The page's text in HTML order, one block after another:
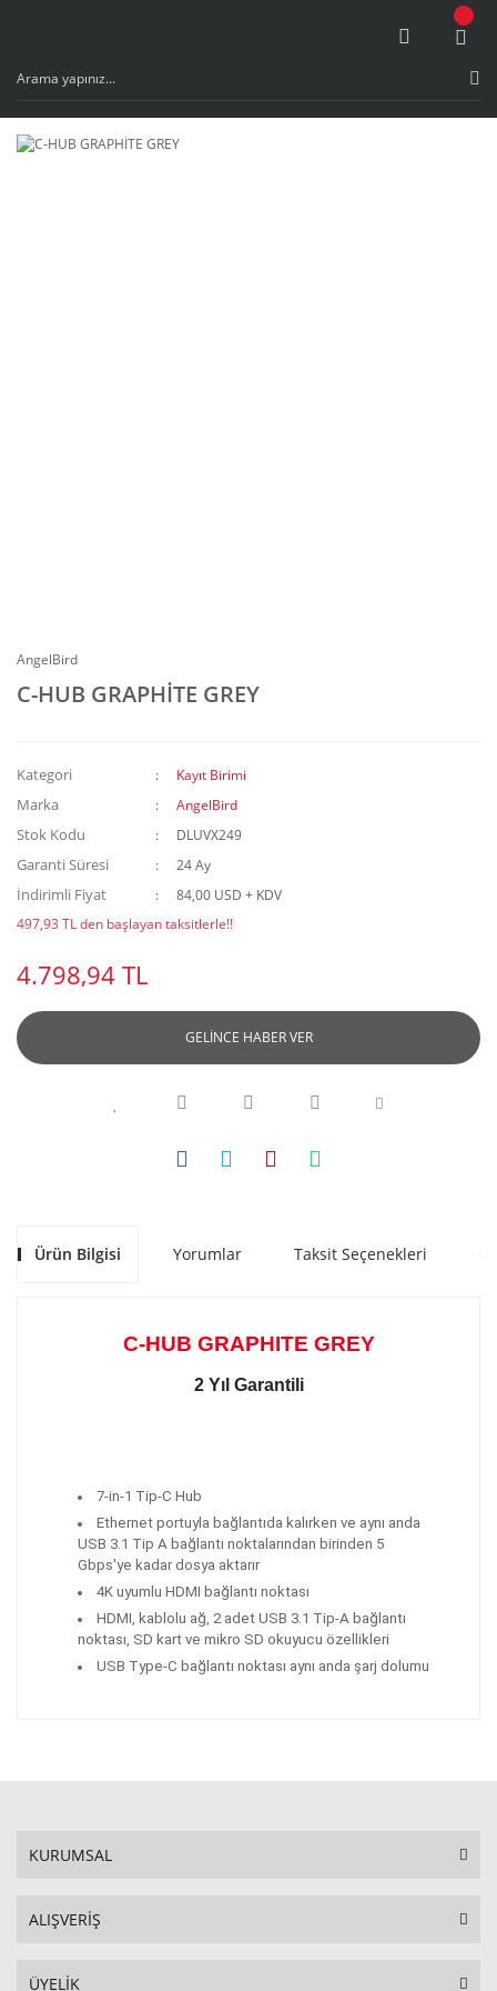
AngelBird
C-HUB GRAPHİTE GREY
Kategori Kayıt Birimi
Marka AngelBird
Stok Kodu DLUVX249
Garanti Süresi 24 Ay
İndirimli Fiyat
84,00 USD + KDV
497,93 TL den başlayan taksitlerle!!
4.798,94 TL
GELİNCE HABER VER
Ürün Bilgisi Yorumlar Taksit Seçenekleri
C-HUB GRAPHITE GREY
2 Yıl Garantili
7-in-1 Tip-C Hub
Ethernet portuyla bağlantıda kalırken ve aynı anda
USB 3.1 Tip A bağlantı noktalarından birinden 5
Gbps'ye kadar dosya aktarır
4K uyumlu HDMI bağlantı noktası
HDMI, kablolu ağ, 2 adet USB 3.1 Tip-A bağlantı
noktası, SD kart ve mikro SD okuyucu özellikleri
USB Type-C bağlantı noktası aynı anda şarj dolumu
KURUMSAL
ALIŞVERİŞ
ÜYELİK